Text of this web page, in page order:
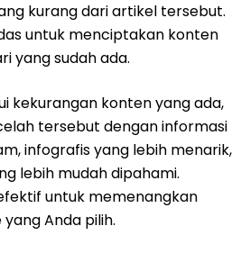
kurang dari artikel tersebut.
untuk menciptakan konten
yang sudah ada.
kekurangan konten yang ada,
tersebut dengan informasi
infografis yang lebih menarik,
lebih mudah dipahami.
untuk memenangkan
Anda pilih.